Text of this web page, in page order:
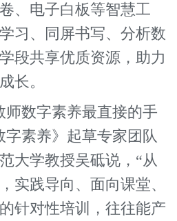
、电子白板等智慧工
习、同屏书写、分析数
段共享优质资源，助力
长。
数字素养最直接的手
字素养》起草专家团队
大学教授吴砥说，“从
实践导向、面向课堂、
针对性培训，往往能产